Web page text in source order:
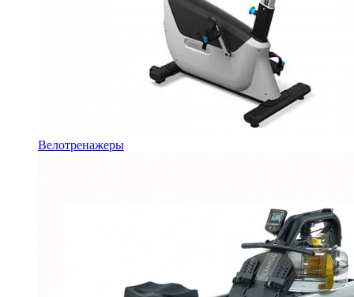
Велотренажеры